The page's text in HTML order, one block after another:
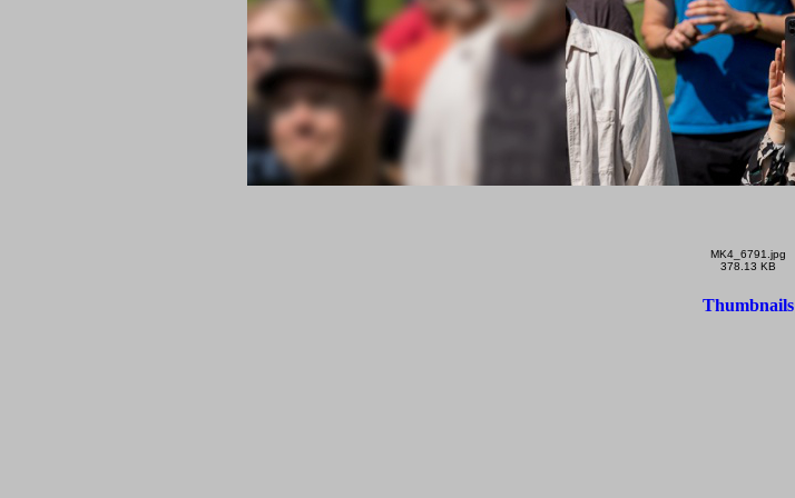
MK4_6791.jpg
378.13 KB
Thumbnails